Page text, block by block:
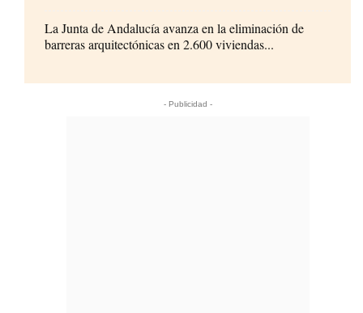
La Junta de Andalucía avanza en la eliminación de
barreras arquitectónicas en 2.600 viviendas...
- Publicidad -